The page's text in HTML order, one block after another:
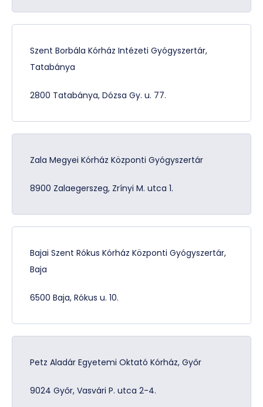
Szent Borbála Kórház Intézeti Gyógyszertár,
Tatabánya
2800 Tatabánya, Dózsa Gy. u. 77.
Zala Megyei Kórház Központi Gyógyszertár
8900 Zalaegerszeg, Zrínyi M. utca 1.
Bajai Szent Rókus Kórház Központi Gyógyszertár,
Baja
6500 Baja, Rókus u. 10.
Petz Aladár Egyetemi Oktató Kórház, Győr
9024 Győr, Vasvári P. utca 2-4.